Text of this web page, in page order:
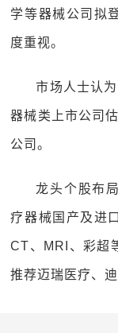
学等器械公司拟
度重视。
市场人士认
器械类上市公司
公司。
龙头个股布
疗器械国产及进
CT、MRI、彩超
推荐迈瑞医疗、